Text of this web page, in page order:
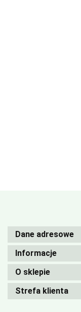
Dane adresowe
Informacje
O sklepie
Strefa klienta